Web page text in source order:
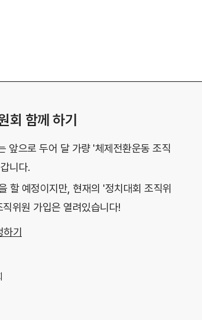
회 함께 하기
앞으로 두어 달 가량 '체제전환운동 조직
니다.
할 예정이지만, 현재의 '정치대회 조직위
위원 가입은 열려있습니다!
기